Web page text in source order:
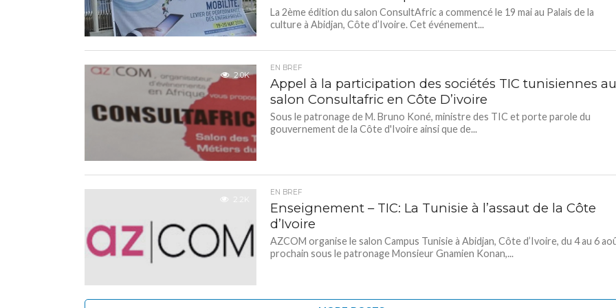
La 2ème édition du salon ConsultAfric a commencé le 19 mai au Palais de la
culture à Abidjan, Côte d’Ivoire. Cet événement...
2.0K
EN BREF
Appel à la participation des sociétés TIC tunisiennes
salon Consultafric en Côte D’ivoire
Sous le patronage de M. Bruno Koné, ministre des TIC et porte parole du
gouvernement de la Côte d'Ivoire ainsi que de...
2.2K
EN BREF
Enseignement – TIC: La Tunisie à l’assaut de la Côte
d’Ivoire
AZCOM organise le salon Campus Tunisie à Abidjan, Côte d’Ivoire, du 4 au 6
prochain sous le patronage Monsieur Gnamien Konan,...